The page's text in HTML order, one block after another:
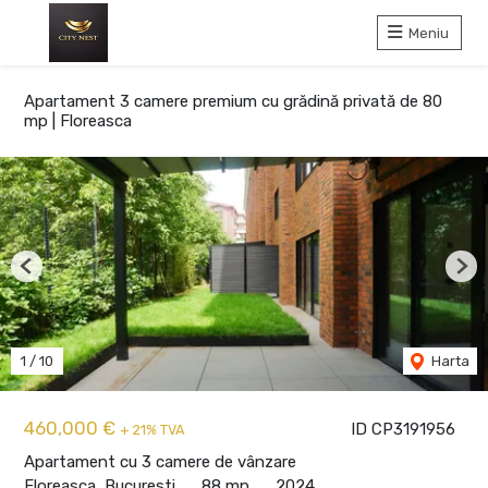
Meniu
Apartament 3 camere premium cu grădină privată de 80
mp | Floreasca
ID CP3191956
460,000 € + 21% TVA
Apartament cu 3 camere de vânzare
1 / 10 Harta
Previous